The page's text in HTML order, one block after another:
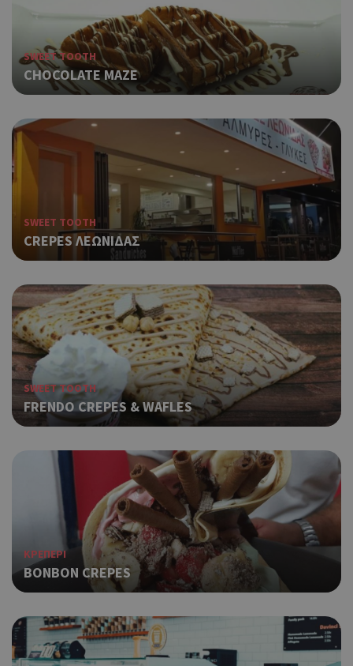
SWEET TOOTH
CHOCOLATE MAZE
SWEET TOOTH
CREPES ΛΕΩΝΙΔΑΣ
SWEET TOOTH
FRENDO CREPES & WAFLES
ΚΡΕΠΕΡΙ
BONBON CREPES